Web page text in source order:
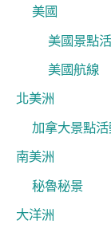
美國
美國景點
美國航線
北美洲
加拿大景點
南美洲
秘魯秘景
大洋洲